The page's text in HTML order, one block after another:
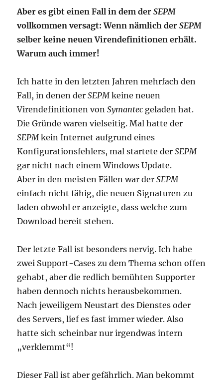
Aber es gibt einen Fall in dem derSEPM
vollkommen versagt: Wenn nämlich derSEPM
selber keine neuen Virendefinitionen erhält.
Warum auch immer!
Ich hatte in den letzten Jahren mehrfach den
Fall, in denen derSEPM keine neuen
Virendefinitionen vonSymantec geladen hat.
Die Gründe waren vielseitig. Mal hatte der
SEPM kein Internet aufgrund eines
Konfigurationsfehlers, mal startete derSEPM
gar nicht nach einem Windows Update.
Aber in den meisten Fällen war derSEPM
einfach nicht fähig, die neuen Signaturen zu
laden obwohl er anzeigte, dass welche zum
Download bereit stehen.
Der letzte Fall ist besonders nervig. Ich habe
zwei Support-Cases zu dem Thema schon offen
gehabt, aber die redlich bemühten Supporter
haben dennoch nichts herausbekommen.
Nach jeweiligem Neustart des Dienstes oder
des Servers, lief es fast immer wieder. Also
hatte sich scheinbar nur irgendwas intern
„verklemmt“!
Dieser Fall ist aber gefährlich. Man bekommt